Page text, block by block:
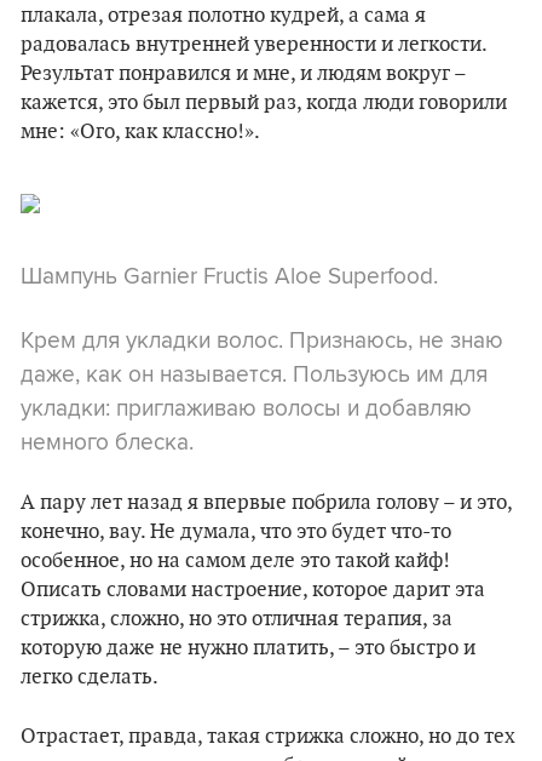
плакала, отрезая полотно кудрей, а сама я
радовалась внутренней уверенности и легкости.
Результат понравился и мне, и людям вокруг –
кажется, это был первый раз, когда люди говорили
мне: «Ого, как классно!».
Шампунь Garnier Fructis Aloe Superfood.
Крем для укладки волос. Признаюсь, не знаю
даже, как он называется. Пользуюсь им для
укладки: приглаживаю волосы и добавляю
немного блеска.
А пару лет назад я впервые побрила голову – и это,
конечно, вау. Не думала, что это будет что-то
особенное, но на самом деле это такой кайф!
Описать словами настроение, которое дарит эта
стрижка, сложно, но это отличная терапия, за
которую даже не нужно платить, – это быстро и
легко сделать.
Отрастает, правда, такая стрижка сложно, но до тех